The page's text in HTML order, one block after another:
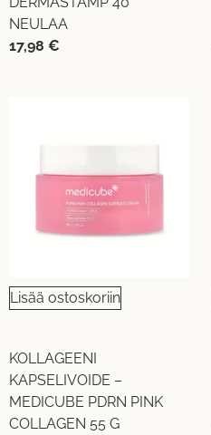
NEULAA
17,98 €
Lisää ostoskoriin
KOLLAGEENI
KAPSELIVOIDE –
MEDICUBE PDRN PINK
COLLAGEN 55 G